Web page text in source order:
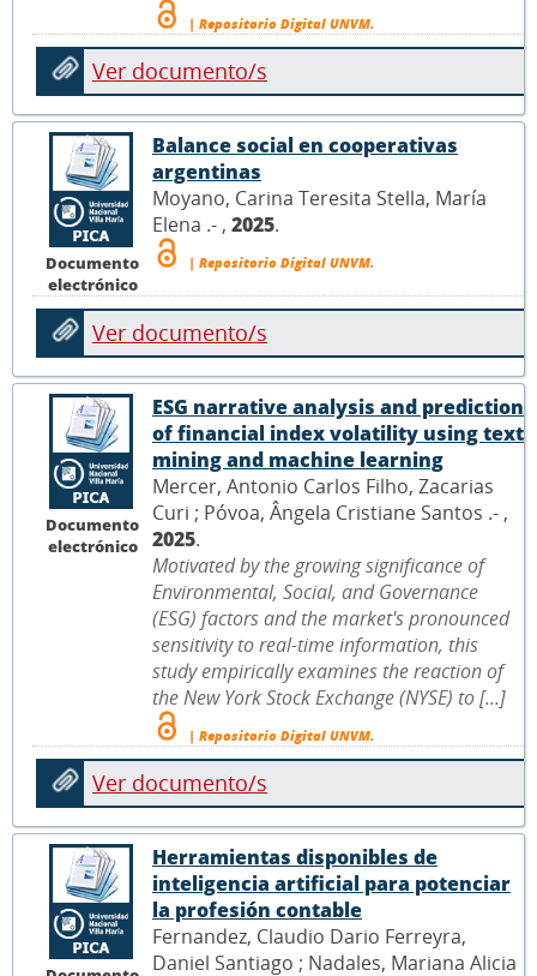
| Repositorio Digital UNVM.
Ver documento/s
Documento
electrónico
Balance social en cooperativas
argentinas
Moyano, Carina Teresita Stella, María
Elena .- , 2025.
| Repositorio Digital UNVM.
Ver documento/s
Documento
electrónico
ESG narrative analysis and prediction
of financial index volatility using text
mining and machine learning
Mercer, Antonio Carlos Filho, Zacarias
Curi ; Póvoa, Ângela Cristiane Santos .- ,
2025.
Motivated by the growing significance of
Environmental, Social, and Governance
(ESG) factors and the market's pronounced
sensitivity to real-time information, this
study empirically examines the reaction of
the New York Stock Exchange (NYSE) to [...]
| Repositorio Digital UNVM.
Ver documento/s
Herramientas disponibles de
inteligencia artificial para potenciar
la profesión contable
Fernandez, Claudio Dario Ferreyra,
Daniel Santiago ; Nadales, Mariana Alicia